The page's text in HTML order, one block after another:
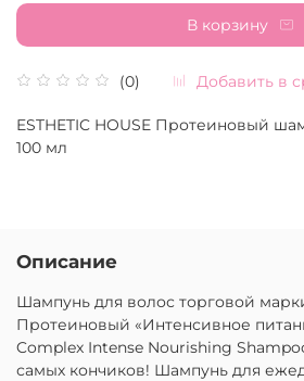
(0) Добавить в
В корзину
ESTHETIC HOUSE Протеиновый
100 мл
Описание
Шампунь для волос торговой
Протеиновый «Интенсивное
Complex Intense Nourishing
самых кончиков! Шампунь для